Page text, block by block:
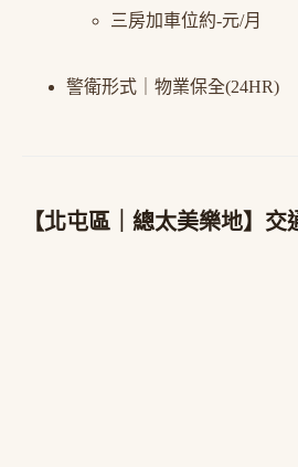
三房加車位約-元/月
警衛形式｜物業保全(24HR)
【北屯區｜總太美樂地】